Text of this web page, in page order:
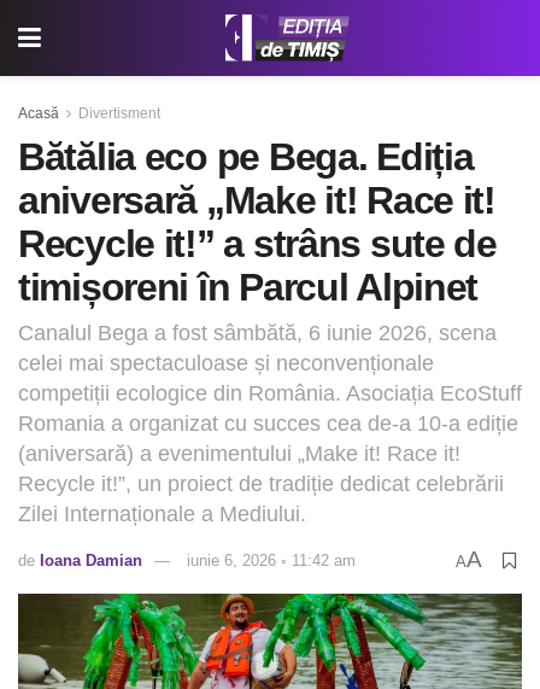
Acasă Divertisment
Bătălia eco pe Bega. Ediția
aniversară „Make it! Race it!
Recycle it!” a strâns sute de
timișoreni în Parcul Alpinet
Canalul Bega a fost sâmbătă, 6 iunie 2026, scena
celei mai spectaculoase și neconvenționale
competiții ecologice din România. Asociația EcoStuff
Romania a organizat cu succes cea de-a 10-a ediție
(aniversară) a evenimentului „Make it! Race it!
Recycle it!”, un proiect de tradiție dedicat celebrării
Zilei Internaționale a Mediului.
de Ioana Damian iunie 6, 2026 ◦ 11:42 am AA